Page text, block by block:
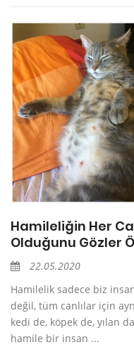
Hamileliğin Her
Olduğunu Gözler
22.05.2020
Hamilelik sadece biz
değil, tüm canlılar için
kedi de, köpek de, yılan
hamile bir insan ...